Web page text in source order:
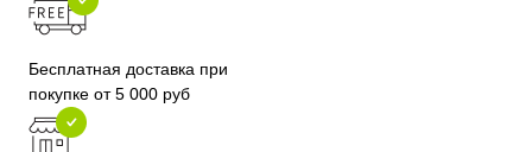
Бесплатная доставка при
покупке от 5 000 руб